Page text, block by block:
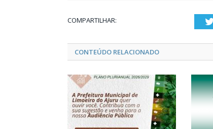
COMPARTILHAR:
CONTEÚDO RELACIONADO